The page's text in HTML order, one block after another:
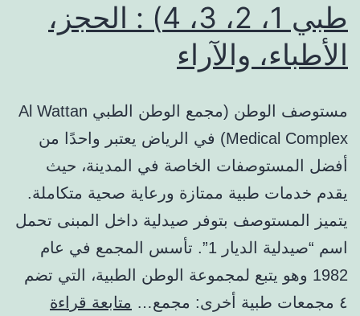
طبي 1، 2، 3، 4) : الحجز،
الأطباء، والآراء
مستوصف الوطن (مجمع الوطن الطبي Al Wattan
Medical Complex) في الرياض يعتبر واحدًا من
أفضل المستوصفات الخاصة في المدينة، حيث
يقدم خدمات طبية ممتازة ورعاية صحية متكاملة.
يتميز المستوصف بتوفر صيدلية داخل المبنى تحمل
اسم “صيدلية الديار 1”. تأسس المجمع في عام
1982 وهو يتبع لمجموعة الوطن الطبية، التي تضم
٤ مجمعات طبية أخرى: مجمع…
متابعة قراءة